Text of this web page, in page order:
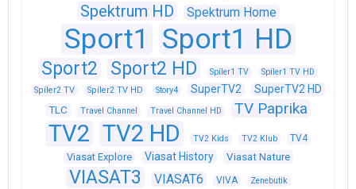
Spektrum HD
Spektrum Home
Sport1 Sport1 HD
Sport2 Sport2 HD Spíler1 TV
Spíler1 TV HD
Spíler2 TV
Spíler2 TV HD Story4 SuperTV2 SuperTV2 HD
TLC Travel Channel Travel Channel HD TV Paprika
TV2 TV2 HD TV2 Kids TV2 Klub TV4
Viasat Explore Viasat History Viasat Nature
VIASAT3 VIASAT6 VIVA Zenebutik